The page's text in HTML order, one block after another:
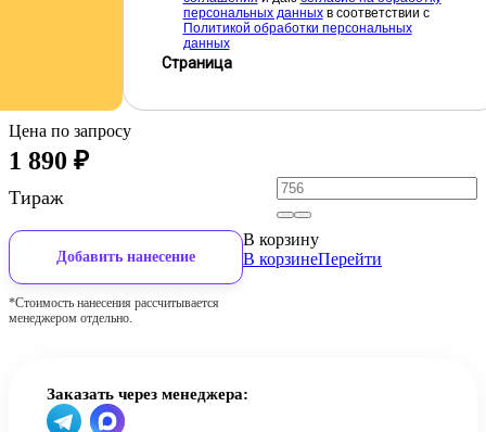
персональных данныхв соответствии с
Политикой обработки персональных
данных
Страница
Цена по запросу
1 890 ₽
Тираж
Добавить нанесение
*Стоимость нанесения рассчитывается
менеджером отдельно.
В корзину
В корзинеПерейти
Заказать через менеджера: